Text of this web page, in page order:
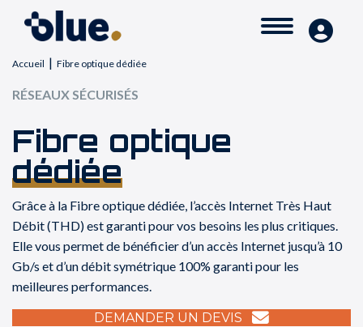
Accueil | Fibre optique dédiée
RÉSEAUX SÉCURISÉS
Fibre optique
dédiée
Grâce à la Fibre optique dédiée, l’accès Internet Très Haut
Débit (THD) est garanti pour vos besoins les plus critiques.
Elle vous permet de bénéficier d’un accès Internet jusqu’à 10
Gb/s et d’un débit symétrique 100% garanti pour les
meilleures performances.
DEMANDER UN DEVIS